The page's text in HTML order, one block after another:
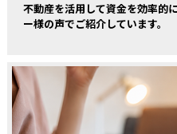
不動産を活用して資金を効率的
ー様の声でご紹介しています。